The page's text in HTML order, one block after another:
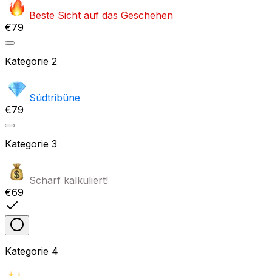
Beste Sicht auf das Geschehen
€79
Kategorie 2
Südtribüne
€79
Kategorie 3
Scharf kalkuliert!
€69
Kategorie 4